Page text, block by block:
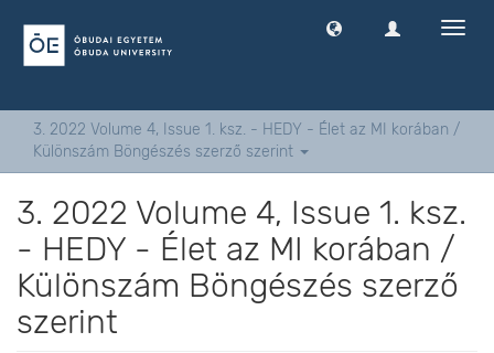
3. 2022 Volume 4, Issue 1. ksz. - HEDY - Élet az MI korában /
Különszám Böngészés szerző szerint
3. 2022 Volume 4, Issue 1. ksz.
- HEDY - Élet az MI korában /
Különszám Böngészés szerző
szerint